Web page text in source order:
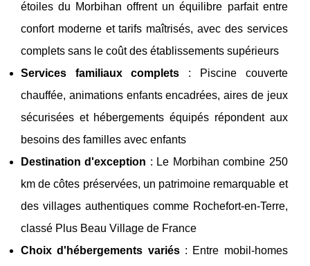
étoiles du Morbihan offrent un équilibre parfait entre
confort moderne et tarifs maîtrisés, avec des services
complets sans le coût des établissements supérieurs
Services familiaux complets : Piscine couverte
chauffée, animations enfants encadrées, aires de jeux
sécurisées et hébergements équipés répondent aux
besoins des familles avec enfants
Destination d'exception : Le Morbihan combine 250
km de côtes préservées, un patrimoine remarquable et
des villages authentiques comme Rochefort-en-Terre,
classé Plus Beau Village de France
Choix d'hébergements variés: Entre mobil-homes